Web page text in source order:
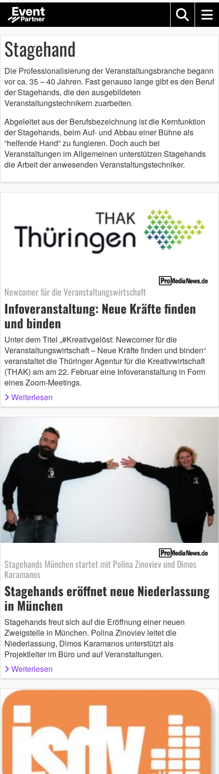
Stagehand
Die Professionalisierung der Veranstaltungsbranche begann
vor ca. 35 – 40 Jahren. Fast genauso lange gibt es den Beruf
der Stagehands, die den ausgebildeten
Veranstaltungstechnikern zuarbeiten.
Abgeleitet aus der Berufsbezeichnung ist die Kernfunktion
der Stagehands, beim Auf- und Abbau einer Bühne als
“helfende Hand” zu fungieren. Doch auch bei
Veranstaltungen im Allgemeinen unterstützen Stagehands
die Arbeit der anwesenden Veranstaltungstechniker.
Newcomer für die Veranstaltungswirtschaft
Infoveranstaltung: Neue Kräfte finden
und binden
Unter dem Titel „#Kreativgelöst: Newcomer für die
Veranstaltungswirtschaft – Neue Kräfte finden und binden“
veranstaltet die Thüringer Agentur für die Kreativwirtschaft
(THAK) am am 22. Februar eine Infoveranstaltung in Form
eines Zoom-Meetings.
Weiterlesen
Stagehands München startet mit Polina Zinoviev und Dimos
Karamanos
Stagehands eröffnet neue Niederlassung
in München
Stagehands freut sich auf die Eröffnung einer neuen
Zweigstelle in München. Polina Zinoviev leitet die
Niederlassung, Dimos Karamanos unterstützt als
Projektleiter im Büro und auf Veranstaltungen.
Weiterlesen